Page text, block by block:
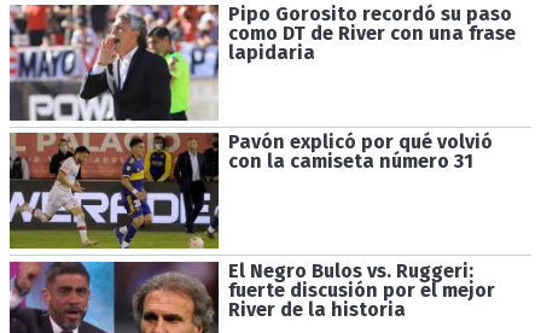
Pipo Gorosito recordó su paso
como DT de River con una frase
lapidaria
Pavón explicó por qué volvió
con la camiseta número 31
El Negro Bulos vs. Ruggeri:
fuerte discusión por el mejor
River de la historia